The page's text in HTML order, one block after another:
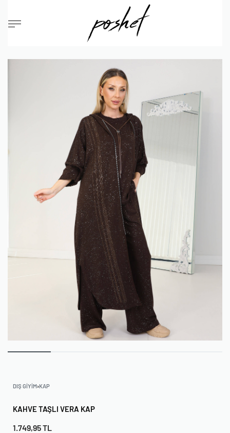
DIŞ GIYIM›KAP
KAHVE TAŞLI VERA KAP
1.749,95TL